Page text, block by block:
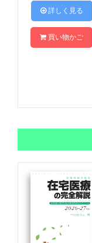
 詳しく見る
買い物かご